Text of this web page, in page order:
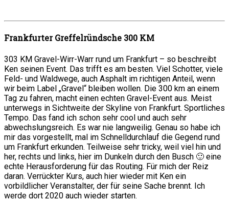
Frankfurter Greffelründsche 300 KM
303 KM Gravel-Wirr-Warr rund um Frankfurt – so beschreibt
Ken seinen Event. Das trifft es am besten. Viel Schotter, viele
Feld- und Waldwege, auch Asphalt im richtigen Anteil, wenn
wir beim Label „Gravel“ bleiben wollen. Die 300 km an einem
Tag zu fahren, macht einen echten Gravel-Event aus. Meist
unterwegs in Sichtweite der Skyline von Frankfurt. Sportliches
Tempo. Das fand ich schon sehr cool und auch sehr
abwechslungsreich. Es war nie langweilig. Genau so habe ich
mir das vorgestellt, mal im Schnelldurchlauf die Gegend rund
um Frankfurt erkunden. Teilweise sehr tricky, weil viel hin und
her, rechts und links, hier im Dunkeln durch den Busch 🙂 eine
echte Herausforderung für das Routing. Für mich der Reiz
daran. Verrückter Kurs, auch hier wieder mit Ken ein
vorbildlicher Veranstalter, der für seine Sache brennt. Ich
werde dort 2020 auch wieder starten.